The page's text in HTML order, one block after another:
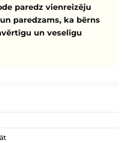
paredz vienreizēju
paredzams, ka bērns
un veselīgu